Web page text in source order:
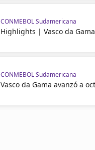
CONMEBOL Sudamericana
Highlights | Vasco da
CONMEBOL Sudamericana
Vasco da Gama avanzó a